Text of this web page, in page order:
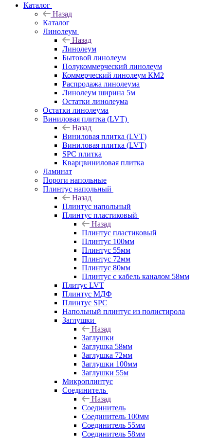
Каталог
Назад
Каталог
Линолеум
Назад
Линолеум
Бытовой линолеум
Полукоммерческий линолеум
Коммерческий линолеум КМ2
Распродажа линолеума
Линолеум ширина 5м
Остатки линолеума
Остатки линолеума
Виниловая плитка (LVT)
Назад
Виниловая плитка (LVT)
Виниловая плитка (LVT)
SPC плитка
Кварцвиниловая плитка
Ламинат
Пороги напольные
Плинтус напольный
Назад
Плинтус напольный
Плинтус пластиковый
Назад
Плинтус пластиковый
Плинтус 100мм
Плинтус 55мм
Плинтус 72мм
Плинтус 80мм
Плинтус с кабель каналом 58мм
Плитус LVT
Плинтус МДФ
Плинтус SPC
Напольный плинтус из полистирола
Заглушки
Назад
Заглушки
Заглушка 58мм
Заглушка 72мм
Заглушки 100мм
Заглушки 55м
Микроплинтус
Соединитель
Назад
Соединитель
Соединитель 100мм
Соединитель 55мм
Соединитель 58мм